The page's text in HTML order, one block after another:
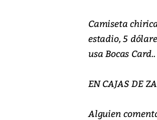
Camiseta
estadio, 5
usa Bocas
EN CAJAS DE
Alguien